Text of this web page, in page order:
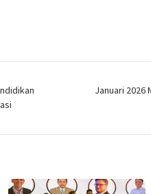
Januari 2026